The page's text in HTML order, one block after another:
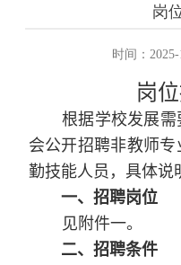
岗
时间：
岗
根据学校发展
会公开招聘非教师
勤技能人员，具体说
一、招聘岗位
见附件一。
二、招聘条件